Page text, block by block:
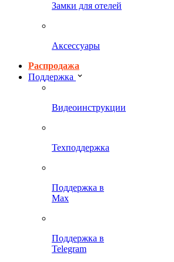
Замки для отелей
Аксессуары
Распродажа
Поддержка
Видеоинструкции
Техподдержка
Поддержка в
Max
Поддержка в
Telegram